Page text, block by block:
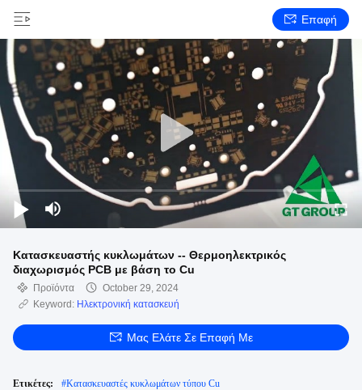
Επαφή
Κατασκευαστής κυκλωμάτων -- Θερμοηλεκτρικός
διαχωρισμός PCB με βάση το Cu
Προϊόντα
October 29, 2024
Keyword: Ηλεκτρονική κατασκευή
Μας Ελάτε Σε Επαφή Με
Ετικέτες: #Κατασκευαστές κυκλωμάτων τύπου Cu